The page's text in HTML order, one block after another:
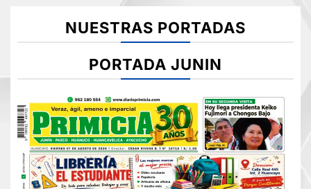
NUESTRAS PORTADAS
PORTADA JUNIN